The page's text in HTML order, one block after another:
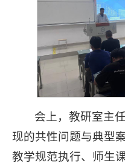
会上，教研室主
现的共性问题与典型
教学规范执行、师生